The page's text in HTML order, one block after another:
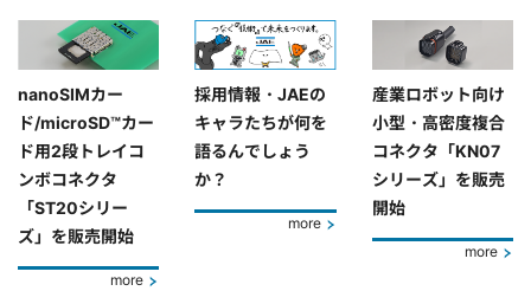
nanoSIMカー
ド/microSD™カー
ド用2段トレイコ
ンボコネクタ
「ST20シリー
ズ」を販売開始
more
採用情報・JAEの
キャラたちが何を
語るんでしょう
か？
more
産業ロボット向け
小型・高密度複合
コネクタ「KN07
シリーズ」を販売
開始
more